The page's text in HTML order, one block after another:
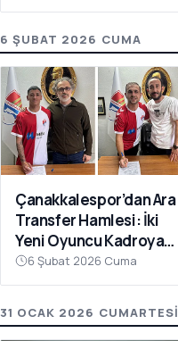
6 ŞUBAT 2026 CUMA
Çanakkalespor’dan Ara
Transfer Hamlesi: İki
Yeni Oyuncu Kadroya
Katıldı
6 Şubat 2026 Cuma
31 OCAK 2026 CUMARTESI